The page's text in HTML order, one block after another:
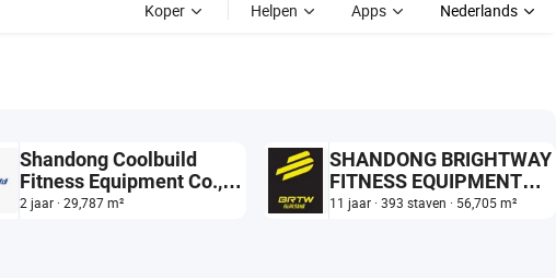
Koper Helpen Apps Nederlands
Shandong Coolbuild
Fitness Equipment Co.,
Ltd
2 jaar · 29,787 m²
SHANDONG BRIGHTWAY
FITNESS EQUIPMENT
CO., LTD.
11 jaar · 393 staven · 56,705 m²